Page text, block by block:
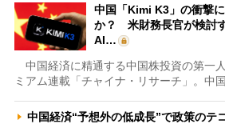
中国「Kimi K3」の衝撃
か？ 米財務長官が検討
AI…
中国経済に精通する中国株投資の第一
ミアム連載「チャイナ・リサーチ」。中
中国経済“予想外の低成長”で政策の